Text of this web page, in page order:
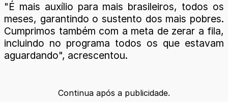
"É mais auxílio para mais brasileiros, todos os
meses, garantindo o sustento dos mais pobres.
Cumprimos também com a meta de zerar a fila,
incluindo no programa todos os que estavam
aguardando", acrescentou.
Continua após a publicidade.